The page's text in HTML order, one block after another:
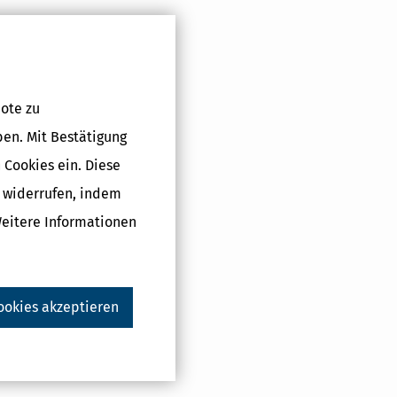
zu
Mit Bestätigung
ein. Diese
indem
Informationen
akzeptieren
Erhöhung
des
zur
oder